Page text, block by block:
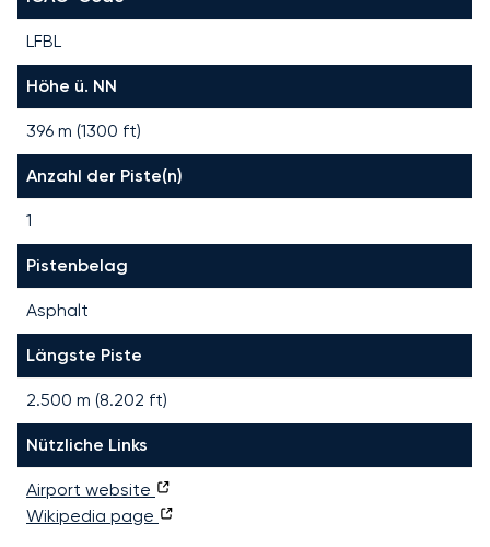
LFBL
Höhe ü. NN
396 m (1300 ft)
Anzahl der Piste(n)
1
Pistenbelag
Asphalt
Längste Piste
2.500 m (8.202 ft)
Nützliche Links
Airport website
Wikipedia page